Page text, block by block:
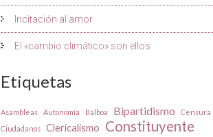
Incitación al amor
El «cambio climático» son ellos
Etiquetas
Asambleas Autonomía Balboa Bipartidismo
Censura
Ciudadanos
Clericalismo Constituyente